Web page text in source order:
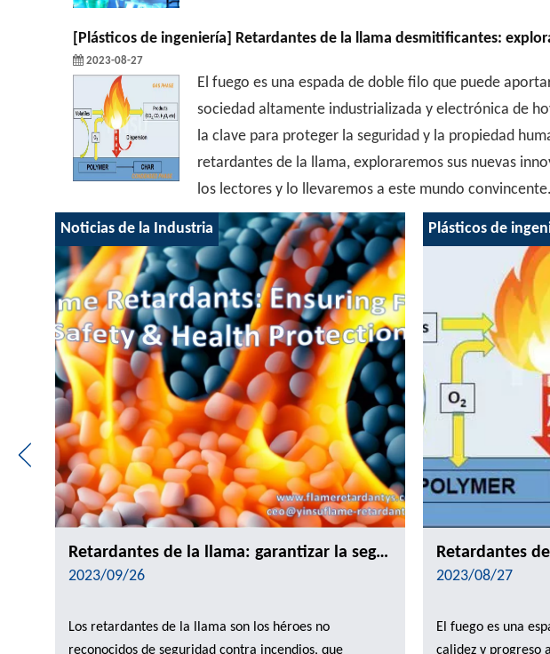
[Plásticos de ingeniería] Retardantes de la llama desmitificantes: explorar los
2023-08-27
El fuego es una espada de doble filo que puede
sociedad altamente industrializada y electrónica de
la clave para proteger la seguridad y la propiedad
retardantes de la llama, exploraremos sus nuevas
los lectores y lo llevaremos a este mundo
Noticias de la Industria
Retardantes de la llama: garantizar la seguridad contra incendios y la protección de la salud
2023/09/26
Los retardantes de la llama son los héroes no
reconocidos de seguridad contra incendios, que
Plásticos de
2023/08/27
El fuego es una
calidez y progreso